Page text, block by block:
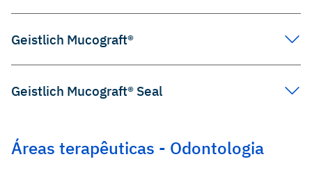
Geistlich Mucograft®
Geistlich Mucograft® Seal
Áreas terapêuticas - Odontologia